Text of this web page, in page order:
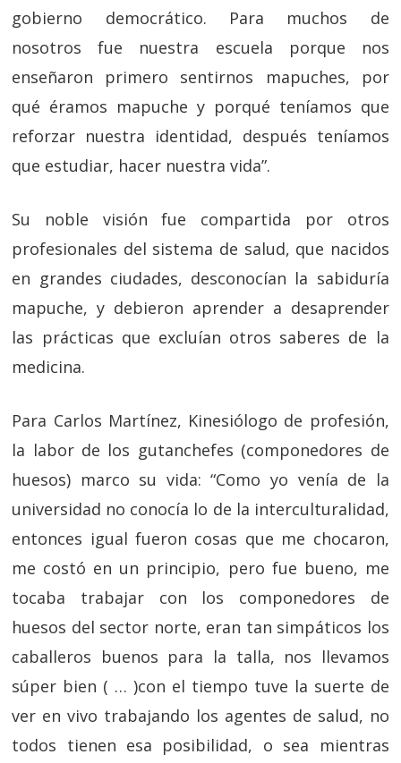
gobierno democrático. Para muchos de
nosotros fue nuestra escuela porque nos
enseñaron primero sentirnos mapuches, por
qué éramos mapuche y porqué teníamos que
reforzar nuestra identidad, después teníamos
que estudiar, hacer nuestra vida”.
Su noble visión fue compartida por otros
profesionales del sistema de salud, que nacidos
en grandes ciudades, desconocían la sabiduría
mapuche, y debieron aprender a desaprender
las prácticas que excluían otros saberes de la
medicina.
Para Carlos Martínez, Kinesiólogo de profesión,
la labor de los gutanchefes (componedores de
huesos) marco su vida: “Como yo venía de la
universidad no conocía lo de la interculturalidad,
entonces igual fueron cosas que me chocaron,
me costó en un principio, pero fue bueno, me
tocaba trabajar con los componedores de
huesos del sector norte, eran tan simpáticos los
caballeros buenos para la talla, nos llevamos
súper bien ( … )con el tiempo tuve la suerte de
ver en vivo trabajando los agentes de salud, no
todos tienen esa posibilidad, o sea mientras